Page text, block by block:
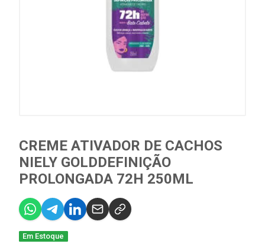
CREME ATIVADOR DE CACHOS
NIELY GOLDDEFINIÇÃO
PROLONGADA 72H 250ML
Em Estoque